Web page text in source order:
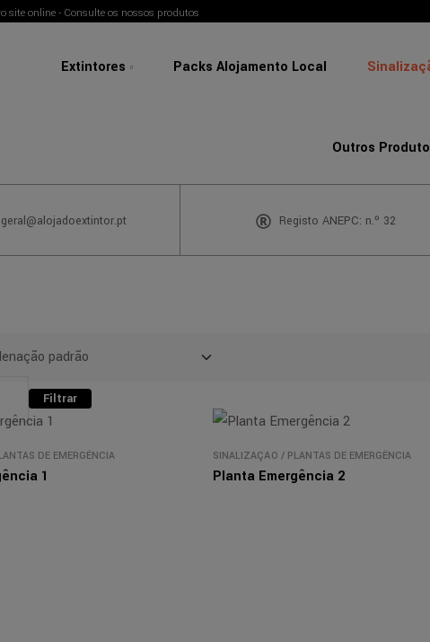
site online - Consulte os nossos produtos
Extintores Packs Alojamento Local
Outros
Registo ANEPC: n.º 32
DE EMERGÊNCIA
1
SINALIZAÇÃO / PLANTAS DE EMERGÊNCIA
Planta Emergência 2
Filtrar